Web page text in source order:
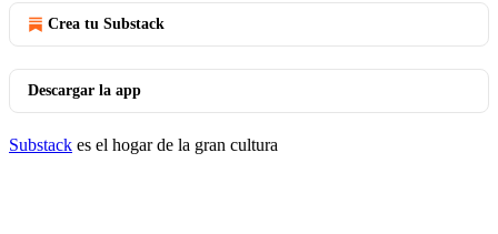
Crea tu Substack
Descargar la app
Substack es el hogar de la gran cultura